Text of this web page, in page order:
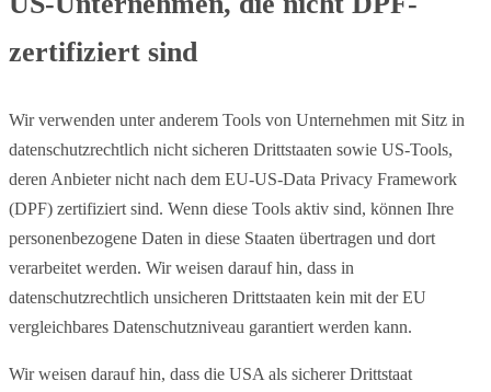
zertifiziert sind
Wir verwenden unter anderem Tools von Unternehmen mit Sitz in
datenschutzrechtlich nicht sicheren Drittstaaten sowie US-Tools,
deren Anbieter nicht nach dem EU-US-Data Privacy Framework
(DPF) zertifiziert sind. Wenn diese Tools aktiv sind, können Ihre
personenbezogene Daten in diese Staaten übertragen und dort
verarbeitet werden. Wir weisen darauf hin, dass in
datenschutzrechtlich unsicheren Drittstaaten kein mit der EU
vergleichbares Datenschutzniveau garantiert werden kann.
Wir weisen darauf hin, dass die USA als sicherer Drittstaat